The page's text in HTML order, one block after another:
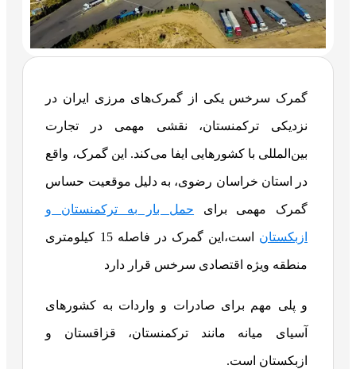
گمرک سرخس یکی از گمرک‌های مرزی ایران در
نزدیکی ترکمنستان، نقشی مهمی در تجارت
بین‌المللی با کشور‌هایی ایفا می‌کند. این گمرک، واقع
در استان خراسان رضوی، به دلیل موقعیت حساس
گمرک مهمی برای حمل بار به ترکمنستان و
ازبکستان است،این گمرک در فاصله 15 کیلومتری
منطقه ویژه اقتصادی سرخس قرار دارد
و پلی مهم برای صادرات و واردات به کشورهای
آسیای میانه مانند ترکمنستان، قزاقستان و
ازبکستان است.